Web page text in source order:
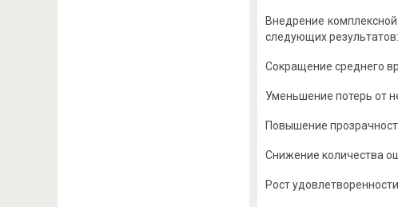
Внедрение
следующих результатов:
Сокращение среднего
Уменьшение потерь от
Повышение
Снижение количества
Рост